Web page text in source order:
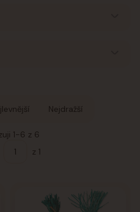
Nejdražší
1-6 z 6
z 1